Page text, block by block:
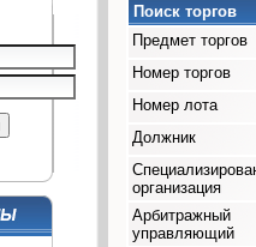
Поиск торгов
Предмет торгов
Номер торгов
Номер лота
Должник
организация
Арбитражный
управляющий